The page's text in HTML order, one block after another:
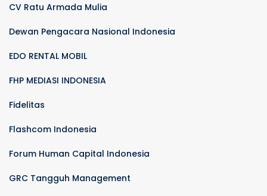
CV Ratu Armada Mulia
Dewan Pengacara Nasional Indonesia
EDO RENTAL MOBIL
FHP MEDIASI INDONESIA
Fidelitas
Flashcom Indonesia
Forum Human Capital Indonesia
GRC Tangguh Management